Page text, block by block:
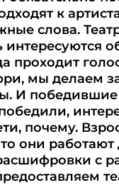
к
слова.
интересуются
проходит
мы делаем
И победившие
почему.
они
с